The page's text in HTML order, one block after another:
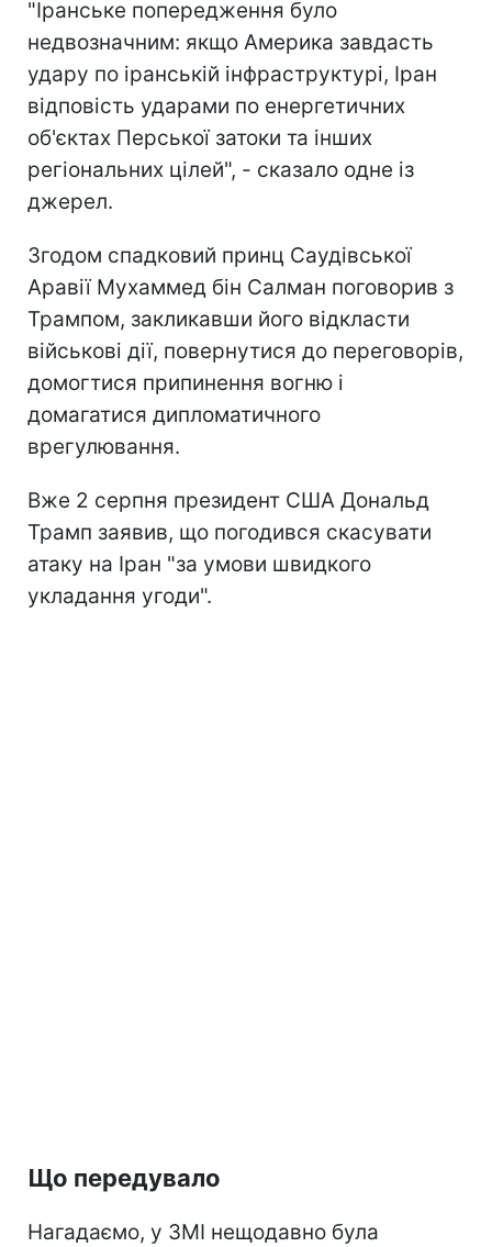
"Іранське попередження було
недвозначним: якщо Америка завдасть
удару по іранській інфраструктурі, Іран
відповість ударами по енергетичних
об'єктах Перської затоки та інших
регіональних цілей", - сказало одне із
джерел.
Згодом спадковий принц Саудівської
Аравії Мухаммед бін Салман поговорив з
Трампом, закликавши його відкласти
військові дії, повернутися до переговорів,
домогтися припинення вогню і
домагатися дипломатичного
врегулювання.
Вже 2 серпня президент США Дональд
Трамп заявив, що погодився скасувати
атаку на Іран "за умови швидкого
укладання угоди".
Що передувало
Нагадаємо, у ЗМІ нещодавно була